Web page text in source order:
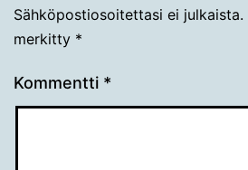
Sähköpostiosoitettasi ei julkaista.
merkitty *
Kommentti *